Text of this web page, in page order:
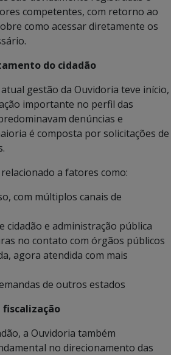
competentes, com retorno ao
como acessar diretamente os
do cidadão
gestão da Ouvidoria teve início,
importante no perfil das
denúncias e
é composta por solicitações de
a fatores como:
com múltiplos canais de
cidadão e administração pública
no contato com órgãos públicos
agora atendida com mais
de outros estados
a Ouvidoria também
no direcionamento das